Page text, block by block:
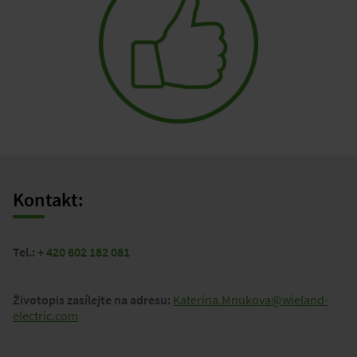
Kontakt:
Tel.: + 420 602 182 081
Životopis zasílejte na adresu: Katerina.Mnukova@wieland-
electric.com